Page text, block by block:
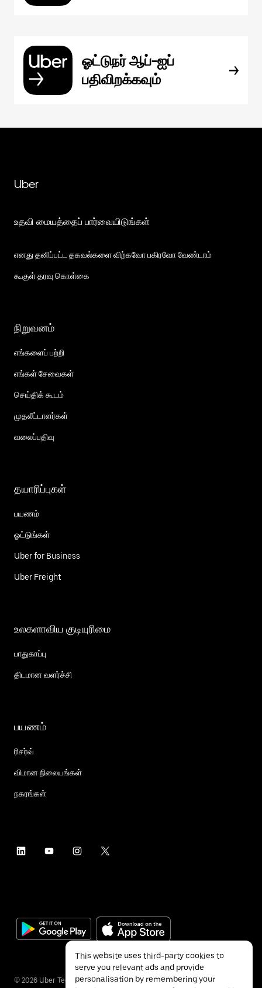
ஓட்டுநர் ஆப்-ஐப்
பதிவிறக்கவும்
Uber
உதவி மையத்தைப் பார்வையிடுங்கள்
எனது தனிப்பட்ட தகவல்களை விற்கவோ பகிரவோ வேண்டாம்
கூகுள் தரவு கொள்கை
நிறுவனம்
எங்களைப் பற்றி
எங்கள் சேவைகள்
செய்திக் கூடம்
முதலீட்டாளர்கள்
வலைப்பதிவு
தயாரிப்புகள்
பயணம்
ஓட்டுங்கள்
Uber for Business
Uber Freight
உலகளாவிய குடியுரிமை
பாதுகாப்பு
திடமான வளர்ச்சி
பயணம்
ரிசர்வ்
விமான நிலையங்கள்
நகரங்கள்
© 2026 Uber Technologies Inc.
This website uses third-party cookies to
serve you relevant ads and provide
personalisation by remembering your